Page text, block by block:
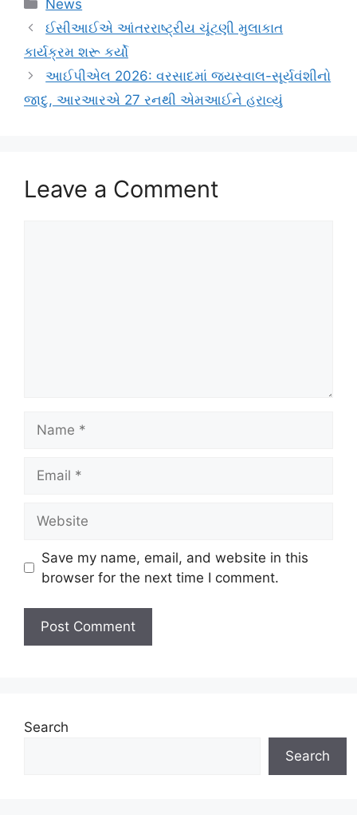
News
ઈસીઆઈએ આંતરરાષ્ટ્રીય ચૂંટણી મુલાકાત
કાર્યક્રમ શરૂ કર્યો
આઈપીએલ 2026: વરસાદમાં જયસ્વાલ-સૂર્યવંશીનો
જાદુ, આરઆરએ 27 રનથી એમઆઈને હરાવ્યું
Leave a Comment
Save my name, email, and website in this
browser for the next time I comment.
Search
Search